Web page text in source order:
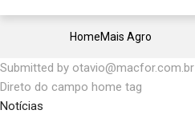
Breadcrumb
HomeMais Agro
Submitted by otavio@macfor.com.br
Direto do campo home tag
Notícias